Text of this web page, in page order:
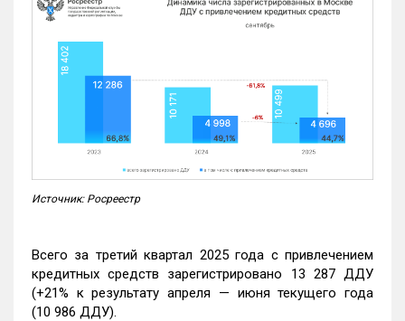
Источник: Росреестр
Всего за третий квартал 2025 года с привлечением
кредитных средств зарегистрировано 13 287 ДДУ
(+21% к результату апреля — июня текущего года
(10 986 ДДУ).